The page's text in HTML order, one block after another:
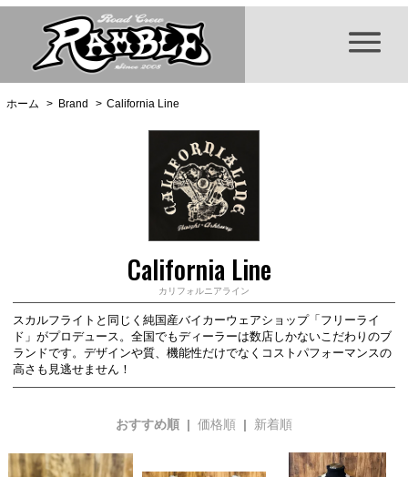
ホーム > Brand > California Line
California Line
カリフォルニアライン
スカルフライトと同じく純国産バイカーウェアショップ「フリーライ
ド」がプロデュース。全国でもディーラーは数店しかないこだわりのブ
ランドです。デザインや質、機能性だけでなくコストパフォーマンスの
高さも見逃せません！
おすすめ順 | 価格順 | 新着順